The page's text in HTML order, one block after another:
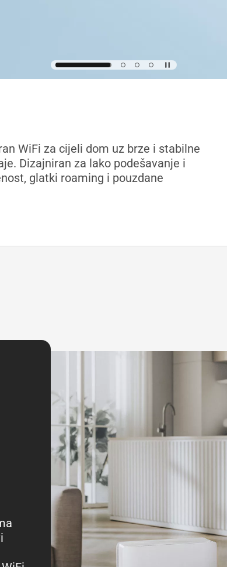
WiFi za cijeli dom uz brze i stabilne
Dizajniran za lako podešavanje i
glatki roaming i pouzdane